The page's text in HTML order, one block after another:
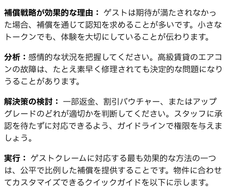
補償戦略が効果的な理由： ゲストは期待が満たされなかっ
た場合、補償を通じて認知を求めることが多いです。小さな
トークンでも、体験を大切にしていることが伝わります。
分析： 感情的な状況を把握してください。高級賃貸のエアコ
ンの故障は、たとえ素早く修理されても決定的な問題になり
うることがあります。
解決策の検討： 一部返金、割引バウチャー、またはアップ
グレードのどれが適切かを判断してください。スタッフに承
認を待たずに対応できるよう、ガイドラインで権限を与えま
しょう。
実行： ゲストクレームに対応する最も効果的な方法の一つ
は、公平で比例した補償を提供することです。物件に合わせ
てカスタマイズできるクイックガイドを以下に示します。